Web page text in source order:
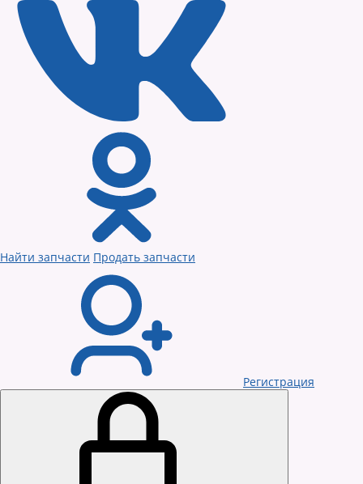
Найти запчасти Продать запчасти
Регистрация